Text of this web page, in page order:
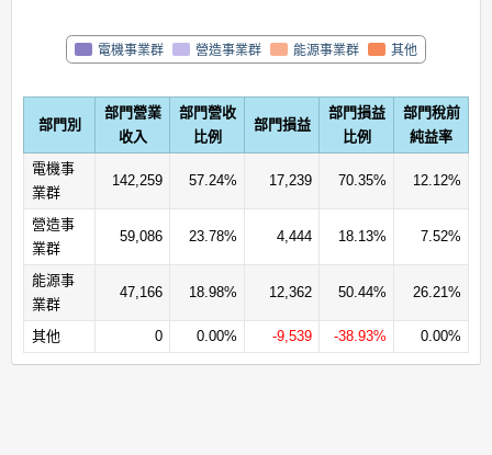
電機事業群 營造事業群 能源事業群 其他
部門別
部門營業
收入
部門營收
比例
部門損益
部門損益
比例
部門稅前
純益率
電機事
業群
142,259 57.24% 17,239 70.35% 12.12%
營造事
業群
59,086 23.78% 4,444 18.13% 7.52%
能源事
業群
47,166 18.98% 12,362 50.44% 26.21%
其他 0 0.00% -9,539 -38.93% 0.00%